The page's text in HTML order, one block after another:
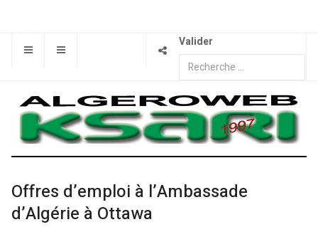
Valider
Offres d’emploi à l’Ambassade
d’Algérie à Ottawa